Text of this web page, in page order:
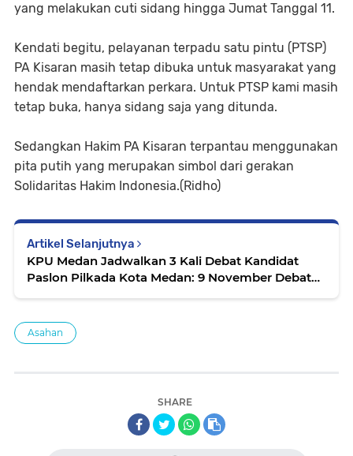
yang melakukan cuti sidang hingga Jumat Tanggal 11.
Kendati begitu, pelayanan terpadu satu pintu (PTSP)
PA Kisaran masih tetap dibuka untuk masyarakat yang
hendak mendaftarkan perkara. Untuk PTSP kami masih
tetap buka, hanya sidang saja yang ditunda.
Sedangkan Hakim PA Kisaran terpantau menggunakan
pita putih yang merupakan simbol dari gerakan
Solidaritas Hakim Indonesia.(Ridho)
Artikel Selanjutnya
KPU Medan Jadwalkan 3 Kali Debat Kandidat
Paslon Pilkada Kota Medan: 9 November Debat
Asahan
SHARE